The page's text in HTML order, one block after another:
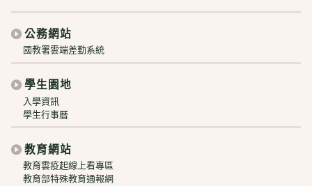
公務網站
國教署雲端差勤系統
學生園地
入學資訊
學生行事曆
教育網站
教育雲疫起線上看專區
教育部特殊教育通報網